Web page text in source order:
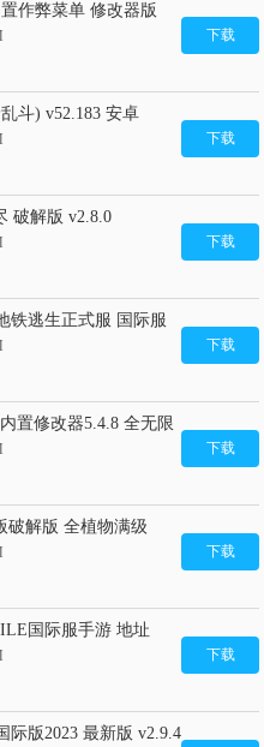
作弊菜单 修改器版
下载
斗) v52.183 安卓
下载
破解版 v2.8.0
下载
铁逃生正式服 国际服
下载
置修改器5.4.8 全无限
下载
破解版 全植物满级
下载
国际服手游 地址
下载
际版2023 最新版 v2.9.4